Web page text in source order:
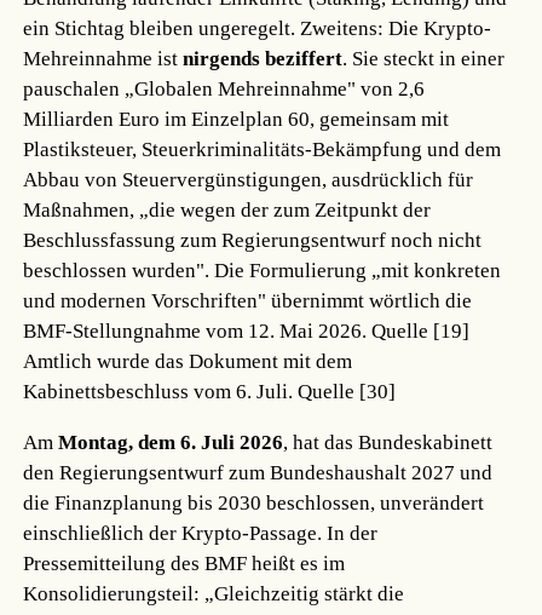
ein Stichtag bleiben ungeregelt. Zweitens: Die Krypto-
Mehreinnahme istnirgends beziffert. Sie steckt in einer
pauschalen „Globalen Mehreinnahme" von 2,6
Milliarden Euro im Einzelplan 60, gemeinsam mit
Plastiksteuer, Steuerkriminalitäts-Bekämpfung und dem
Abbau von Steuervergünstigungen, ausdrücklich für
Maßnahmen, „die wegen der zum Zeitpunkt der
Beschlussfassung zum Regierungsentwurf noch nicht
beschlossen wurden". Die Formulierung „mit konkreten
und modernen Vorschriften" übernimmt wörtlich die
BMF-Stellungnahme vom 12. Mai 2026.Quelle [19]
Amtlich wurde das Dokument mit dem
Kabinettsbeschluss vom 6. Juli.Quelle [30]
AmMontag, dem 6. Juli 2026, hat das Bundeskabinett
den Regierungsentwurf zum Bundeshaushalt 2027 und
die Finanzplanung bis 2030 beschlossen, unverändert
einschließlich der Krypto-Passage. In der
Pressemitteilung des BMF heißt es im
Konsolidierungsteil: „Gleichzeitig stärkt die